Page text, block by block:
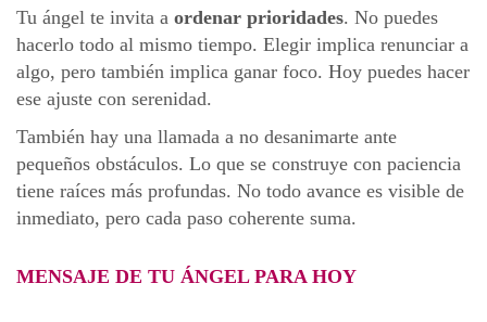
Tu ángel te invita a ordenar prioridades. No puedes
hacerlo todo al mismo tiempo. Elegir implica renunciar a
algo, pero también implica ganar foco. Hoy puedes hacer
ese ajuste con serenidad.
También hay una llamada a no desanimarte ante
pequeños obstáculos. Lo que se construye con paciencia
tiene raíces más profundas. No todo avance es visible de
inmediato, pero cada paso coherente suma.
MENSAJE DE TU ÁNGEL PARA HOY